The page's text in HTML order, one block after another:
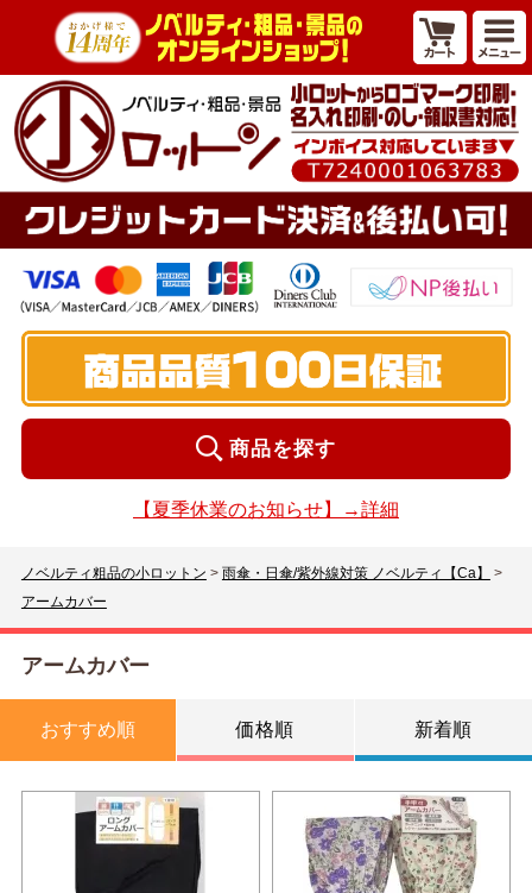
商品を探す
【夏季休業のお知らせ】→詳細
ノベルティ粗品の小ロットン > 雨傘・日傘/紫外線対策 ノベルティ【Ca】
>
アームカバー
アームカバー
おすすめ順 価格順 新着順